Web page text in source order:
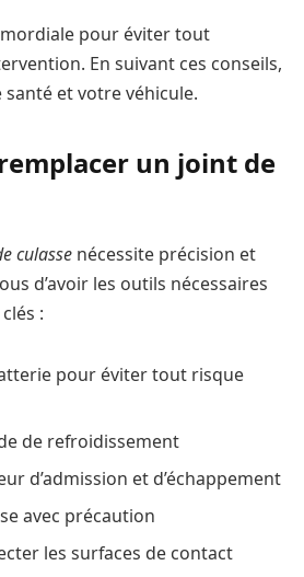
pour éviter tout
En suivant ces conseils,
et votre véhicule.
un joint de
culasse nécessite précision et
d’avoir les outils nécessaires
:
pour éviter tout risque
de refroidissement
d’admission et d’échappement
avec précaution
les surfaces de contact